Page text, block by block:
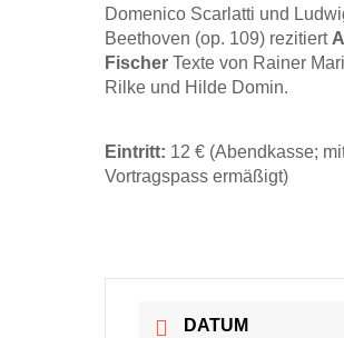
Domenico Scarlatti und
Beethoven (op. 109) rezitiert
Fischer Texte von Rainer
Rilke und Hilde Domin.
Eintritt: 12 € (Abendkasse;
Vortragspass ermäßigt)
DATUM